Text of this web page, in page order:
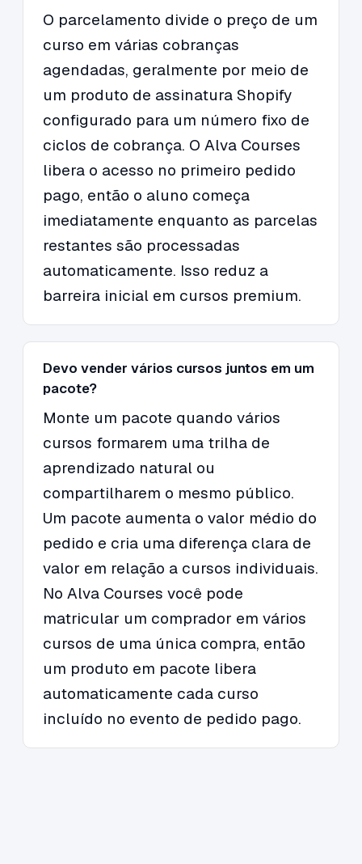
O parcelamento divide o preço de um
curso em várias cobranças
agendadas, geralmente por meio de
um produto de assinatura Shopify
configurado para um número fixo de
ciclos de cobrança. O Alva Courses
libera o acesso no primeiro pedido
pago, então o aluno começa
imediatamente enquanto as parcelas
restantes são processadas
automaticamente. Isso reduz a
barreira inicial em cursos premium.
Devo vender vários cursos juntos em um
pacote?
Monte um pacote quando vários
cursos formarem uma trilha de
aprendizado natural ou
compartilharem o mesmo público.
Um pacote aumenta o valor médio do
pedido e cria uma diferença clara de
valor em relação a cursos individuais.
No Alva Courses você pode
matricular um comprador em vários
cursos de uma única compra, então
um produto em pacote libera
automaticamente cada curso
incluído no evento de pedido pago.